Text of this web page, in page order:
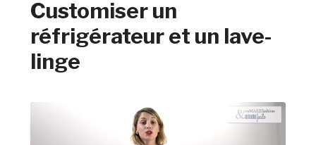
Customiser un
réfrigérateur et un lave-
linge